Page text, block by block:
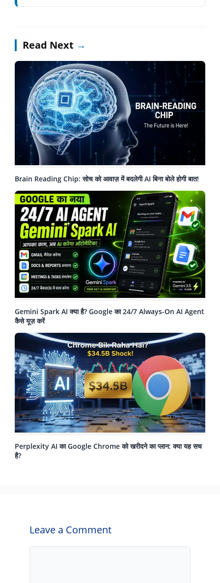
Read Next →
Brain Reading Chip: सोच को आवाज़ में बदलेगी AI बिना बोले होगी बात!
Gemini Spark AI क्या है? Google का 24/7 Always-On AI Agent
कैसे यूज़ करें
Perplexity AI का Google Chrome को खरीदने का प्लान: क्या यह सच
है?
Leave a Comment